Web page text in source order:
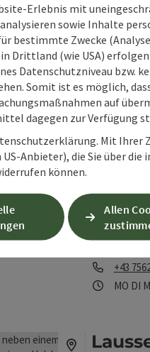
Copyright
Genussplatzl
Das Genuss
Wir freuen
dürfen.
Bad Hall
Telefon
+43 676
jetzt
Copyright
Wir
Fleisch
Telefon
+43
MO DI
Erlebnis mit
sowie Inhalte
bestimmte Zwecke
Drittland (wie USA) erfolgen
Datenschutzniveau bzw.
Somit ist es möglich,
auf
dagegen zur Verfügung
Mit Ihrer
Anbieter), die Sie über die
können.
Allen